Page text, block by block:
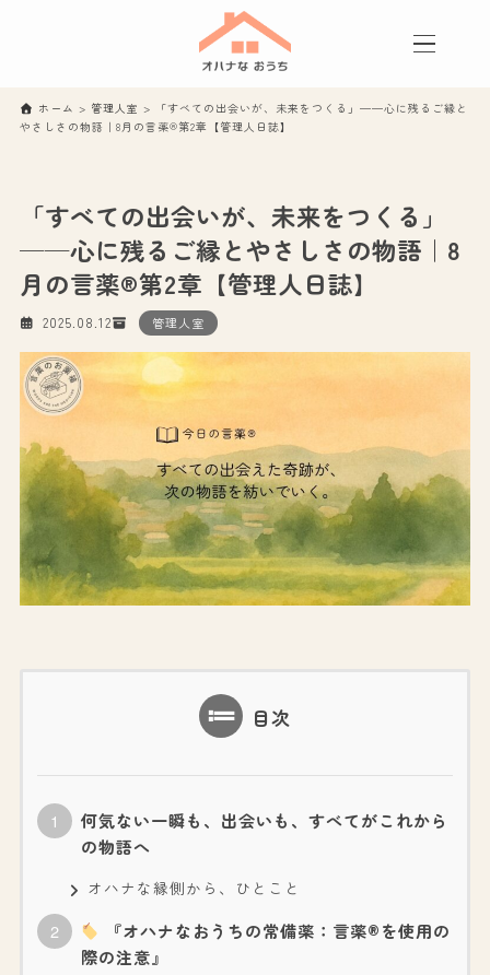
ホーム > 管理人室 >
「すべての出会いが、未来をつくる」──心に残るご縁と
やさしさの物語｜8月の言薬®第2章【管理人日誌】
「すべての出会いが、未来をつくる」
──心に残るご縁とやさしさの物語｜8
月の言薬®第2章【管理人日誌】
2025.08.12 管理人室
目次
何気ない一瞬も、出会いも、すべてがこれから
の物語へ
オハナな縁側から、ひとこと
『オハナなおうちの常備薬：言薬®を使用の
際の注意』